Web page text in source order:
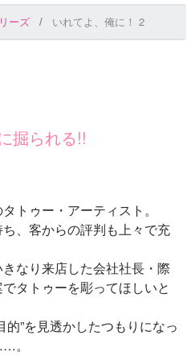
ーズ いれてよ、俺に！ 2
掘られる!!
トゥー・アーティスト。
、客からの評判も上々で充
なり来店した会社社長・際
タトゥーを彫ってほしいと
”を見透かしたつもりになっ
。